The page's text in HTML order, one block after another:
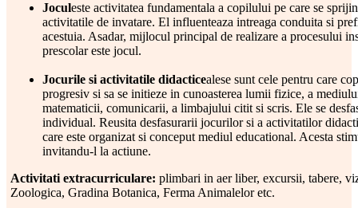
Joculeste activitatea fundamentala a copilului pe care se
activitatile de invatare. El influenteaza intreaga conduita si
acestuia. Asadar, mijlocul principal de realizare a procesului
prescolar este jocul.
Jocurile si activitatile didacticealese sunt cele pentru care
progresiv si sa se initieze in cunoasterea lumii fizice, a
matematicii, comunicarii, a limbajului citit si scris. Ele se
individual. Reusita desfasurarii jocurilor si a activitatilor
care este organizat si conceput mediul educational. Acesta
invitandu-l la actiune.
Activitati extracurriculare: plimbari in aer liber, excursii, tabere,
Zoologica, Gradina Botanica, Ferma Animalelor etc.